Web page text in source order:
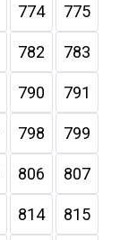
774 775
782 783
790 791
798 799
806 807
814 815